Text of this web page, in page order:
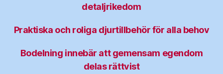
detaljrikedom
Praktiska och roliga djurtillbehör för alla behov
Bodelning innebär att gemensam egendom
delas rättvist